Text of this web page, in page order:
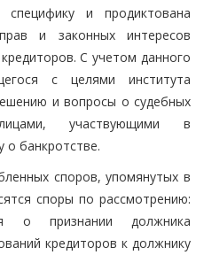
и продиктована
и законных интересов
С учетом данного
с целями института
и вопросы о судебных
участвующими в
о банкротстве.
споров, упомянутых в
споры по рассмотрению:
о признании должника
кредиторов к должнику